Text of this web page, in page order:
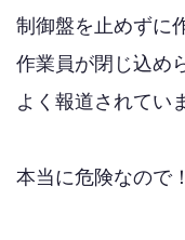
制御盤を止めずに
作業員が閉じ込め
よく報道されてい
本当に危険なので